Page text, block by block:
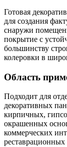
Готовая
для создания
снаружи
покрытие с
большинству
колеровки в
Область
Подходит для
декоративных
кирпичных,
окрашенных
коммерческих
реставрационных